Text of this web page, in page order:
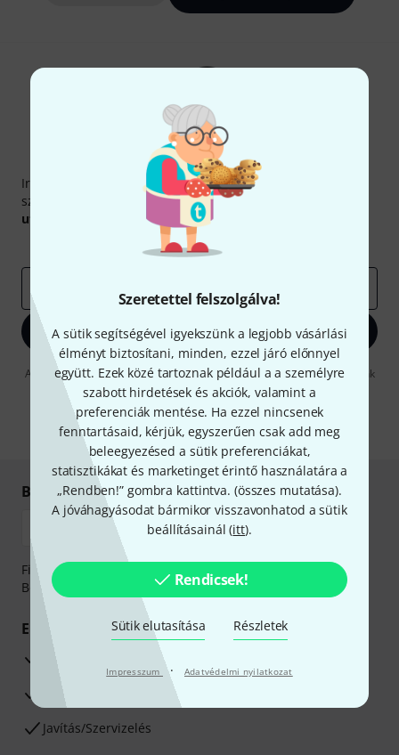
Szeretettel felszolgálva!
A sütik segítségével igyekszünk a legjobb vásárlási
élményt biztosítani, minden, ezzel járó előnnyel
együtt. Ezek közé tartoznak például a a személyre
szabott hirdetések és akciók, valamint a
preferenciák mentése. Ha ezzel nincsenek
fenntartásaid, kérjük, egyszerűen csak add meg
beleegyezésed a sütik preferenciákat,
statisztikákat és marketinget érintő használatára a
„Rendben!” gombra kattintva. (összes mutatása).
A jóváhagyásodat bármikor visszavonhatod a sütik
beállításainál (itt).
Rendicsek!
Sütik elutasítása Részletek
Impresszum · Adatvédelmi nyilatkozat
Thomann hírlevél
Iratkozz fel a Thomann angol nyelvű hírlevelére, és kis
szerencsével megnyerheted a50egyenként
utalvány
Inspiráló gondolatok
Bejelentkezés
A "Bejelentkezés" gombra kattintva elfogadja, hogy e-mailben küldjünk
önnek hirdetéseket. Bármikor leiratkozhat erről. A hírlevélről további
információkat azdata protection guideline-ben talál.
* Kitöltés kötelező
Biztonságos vásárlás és fizetés
Fizessen biztonságosan, titkosítással: Banki átutalás vagy
Betéti- vagy hitelkártya segítségével
Előnyök
3 éves Thomann-garancia
30 napos pénzvisszafizetési garancia
Javítás/Szervizelés